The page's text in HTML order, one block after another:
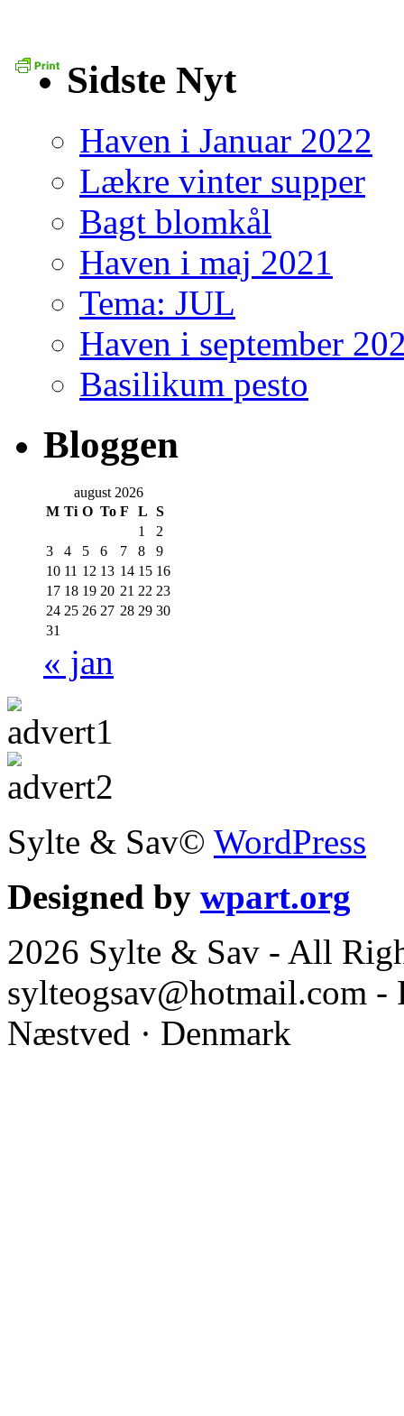
Sidste Nyt
Haven i Januar 2022
Lækre vinter supper
Bagt blomkål
Haven i maj 2021
Tema: JUL
Haven i september
Basilikum pesto
Bloggen
august 2026
M Ti O To F L S
1
2
3
4 5 6 7 8
9
10 11 12 13 14 15 16
17 18 19 20 21 22 23
24 25 26 27 28 29 30
31
« jan
Sylte & Sav© WordPress
Designed by wpart.org
2026 Sylte & Sav - All
sylteogsav@hotmail.com
Næstved · Denmark